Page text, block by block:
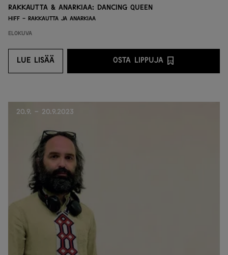
Rakkautta & Anarkiaa: Dancing Queen
HIFF - Rakkautta ja anarkiaa
Elokuva
LUE LISÄÄ
LUE LISÄÄ OSTA LIPPUJA
OSTA LIPPUJA
20.9. - 20.9.2023